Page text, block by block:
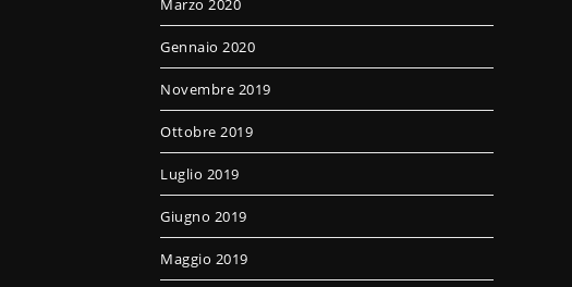
Marzo 2020
Gennaio 2020
Novembre 2019
Ottobre 2019
Luglio 2019
Giugno 2019
Maggio 2019